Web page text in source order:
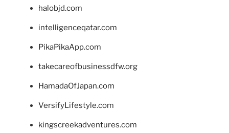
halobjd.com
intelligenceqatar.com
PikaPikaApp.com
takecareofbusinessdfw.org
HamadaOfJapan.com
VersifyLifestyle.com
kingscreekadventures.com